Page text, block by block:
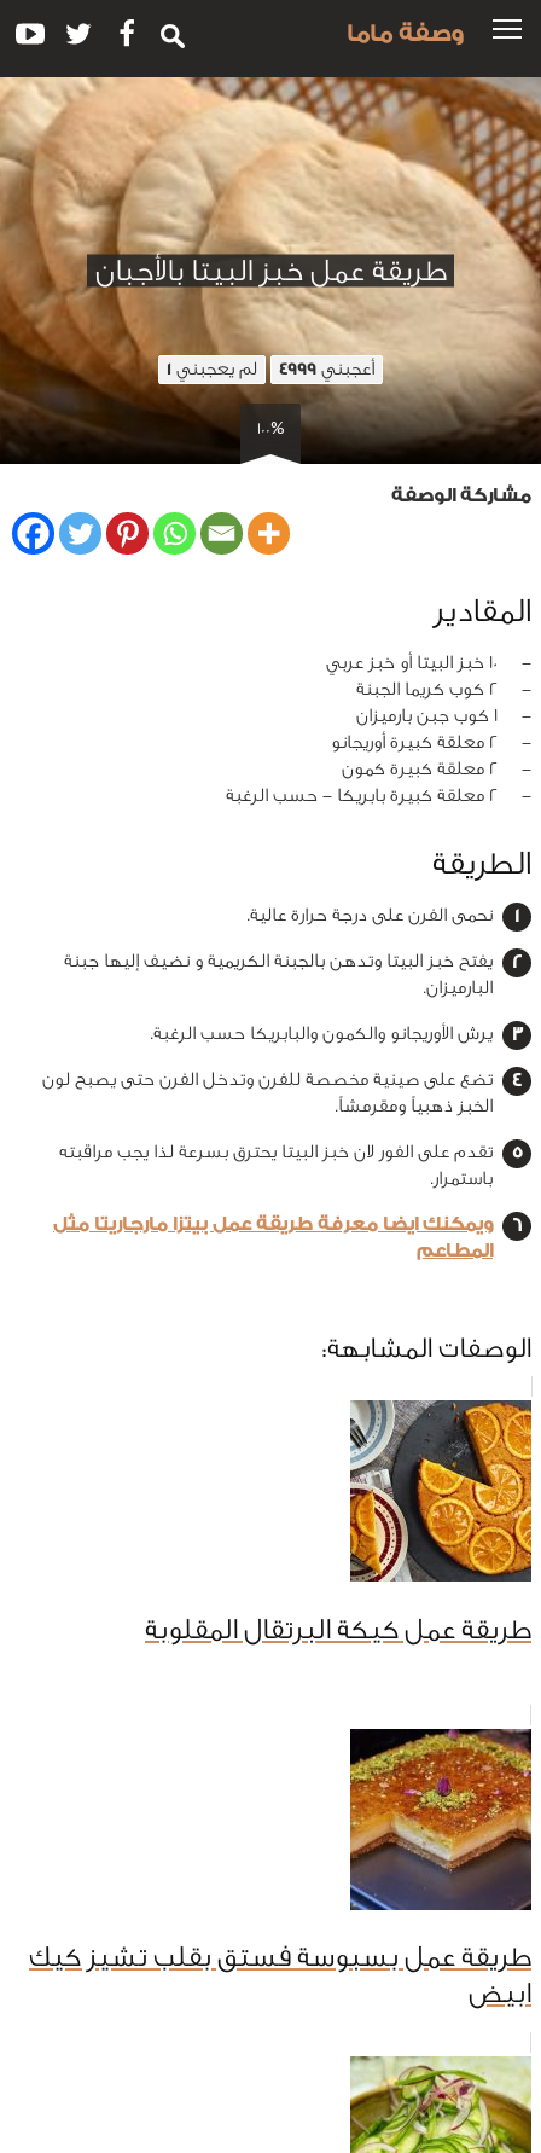
وصفة ماما
طريقة عمل خبز البيتا بالأجبان
أعجبني 4999 لم يعجبني 1
100%
مشاركة الوصفة
المقادير
‏-
10 خبز البيتا أو خبز عربي
‏-
2 كوب كريما الجبنة
‏-
1 كوب جبن بارميزان
‏-
2 معلقة كبيرة أوريجانو
‏-
2 معلقة كبيرة كمون
‏-
2 معلقة كبيرة بابريكا - حسب الرغبة
الطريقة
نحمى الفرن على درجة حرارة عالية.
يفتح خبز البيتا وتدهن بالجبنة الكريمية و نضيف إليها جبنة
البارميزان.
يرش الأوريجانو والكمون والبابريكا حسب الرغبة.
تضع على صينية مخصصة للفرن وتدخل الفرن حتى يصبح لون
الخبز ذهبياً ومقرمشاً.
تقدم على الفور لان خبز البيتا يحترق بسرعة لذا يجب مراقبته
باستمرار.
ويمكنك ايضا معرفة طريقة عمل بيتزا مارجاريتا مثل
المطاعم
الوصفات المشابهة:
طريقة عمل كيكة البرتقال المقلوبة
طريقة عمل بسبوسة فستق بقلب تشيز كيك
ابيض